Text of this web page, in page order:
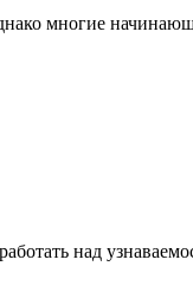
многие
над